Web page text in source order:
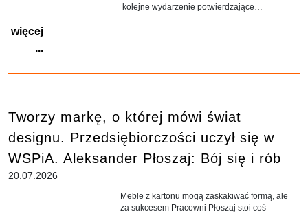
kolejne wydarzenie potwierdzające
więcej
...
Tworzy markę, o której mówi świat
designu. Przedsiębiorczości uczył się w
WSPiA. Aleksander Płoszaj: Bój się i rób
20.07.2026
Meble z kartonu mogą zaskakiwać formą, ale
za sukcesem Pracowni Płoszaj stoi coś